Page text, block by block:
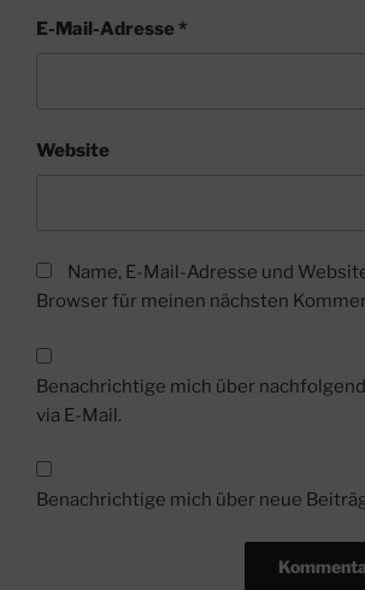
E-Mail-Adresse*
Website
Name, E-Mail-Adresse und
Browser für meinen nächsten
Benachrichtige mich über
via E-Mail.
Benachrichtige mich über neue